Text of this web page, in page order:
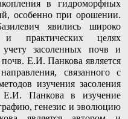
в гидроморфных
особенно при орошении.
явились широко
практических целях
учету засоленных почв и
Е.И. Панкова является
связанного с
изучения засоления
Панкова в изучение
генезис и эволюцию